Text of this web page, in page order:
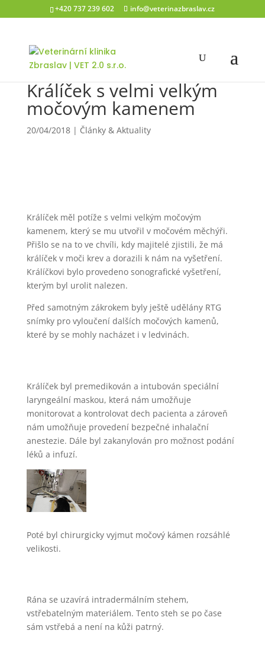
+420 737 239 602 info@veterinazbraslav.cz
Králíček s velmi velkým
močovým kamenem
20/04/2018| Články & Aktuality
Králíček měl potíže s velmi velkým močovým
kamenem, který se mu utvořil v močovém měchýři.
Přišlo se na to ve chvíli, kdy majitelé zjistili, že má
králíček v moči krev a dorazili k nám na vyšetření.
Králíčkovi bylo provedeno sonografické vyšetření,
kterým byl urolit nalezen.
Před samotným zákrokem byly ještě udělány RTG
snímky pro vyloučení dalších močových kamenů,
které by se mohly nacházet i v ledvinách.
Králíček byl premedikován a intubován speciální
laryngeální maskou, která nám umožňuje
monitorovat a kontrolovat dech pacienta a zároveň
nám umožňuje provedení bezpečné inhalační
anestezie. Dále byl zakanylován pro možnost podání
léků a infuzí.
Poté byl chirurgicky vyjmut močový kámen rozsáhlé
velikosti.
Rána se uzavírá intradermálním stehem,
vstřebatelným materiálem. Tento steh se po čase
sám vstřebá a není na kůži patrný.